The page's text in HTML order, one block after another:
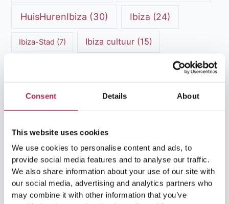
Consent Details About
This website uses cookies
We use cookies to personalise content and ads, to
provide social media features and to analyse our traffic.
We also share information about your use of our site with
our social media, advertising and analytics partners who
may combine it with other information that you’ve
HuisHurenIbiza (30) Ibiza (24)
Ibiza-Stad (7) Ibiza cultuur(15)
Ibiza nachtleven(12)
Ibiza restaurants(9) Ibiza stranden(7)
ibiza vakantie(14)
Ibiza Villa Verhuur(6) luxe vakantie (5)
Luxe villa's Ibiza(43) luxe villas (13)